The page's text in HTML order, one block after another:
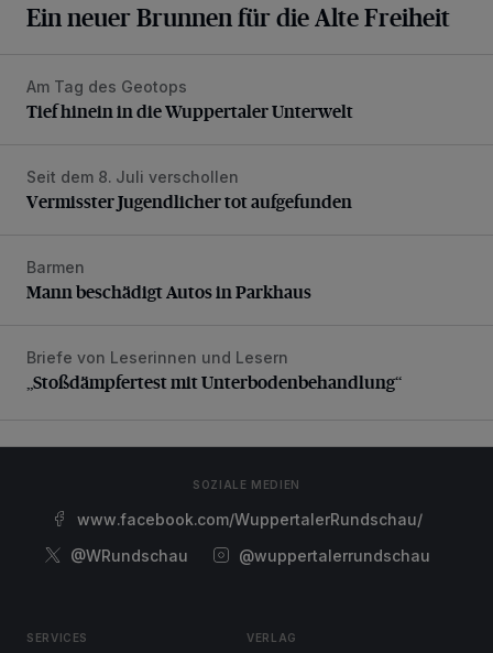
Ein neuer Brunnen für die Alte Freiheit
Tief hinein in die Wuppertaler Unterwelt
Am Tag des Geotops
Tief hinein in die Wuppertaler Unterwelt
Vermisster Jugendlicher tot aufgefunden
Seit dem 8. Juli verschollen
Vermisster Jugendlicher tot aufgefunden
Mann beschädigt Autos in Parkhaus
Barmen
Mann beschädigt Autos in Parkhaus
„Stoßdämpfertest mit Unterbodenbehandlung“
Briefe von Leserinnen und Lesern
„Stoßdämpfertest mit Unterbodenbehandlung“
SOZIALE MEDIEN
www.facebook.com/WuppertalerRundschau/
@WRundschau
@wuppertalerrundschau
SERVICES VERLAG